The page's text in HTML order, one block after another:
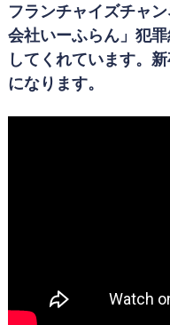
フランチャイズチャ
会社いーふらん」犯
してくれています。
になります。